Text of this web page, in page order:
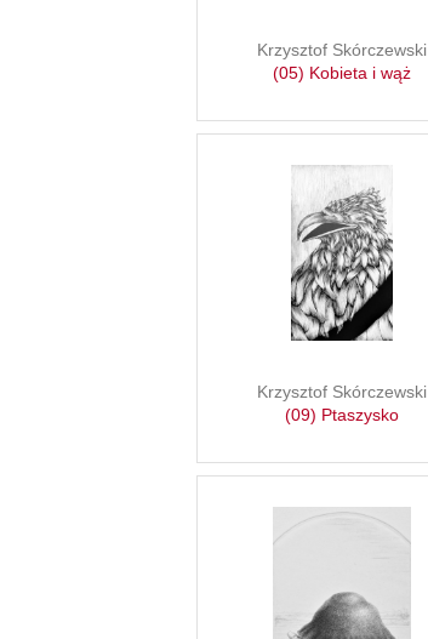
Krzysztof Skórczewski
(05) Kobieta i wąż
Krzysztof Skórczewski
(09) Ptaszysko